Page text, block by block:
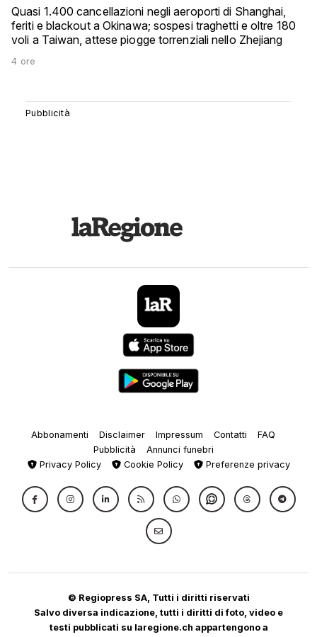
Quasi 1.400 cancellazioni negli aeroporti di Shanghai,
feriti e blackout a Okinawa; sospesi traghetti e oltre 180
voli a Taiwan, attese piogge torrenziali nello Zhejiang
4 ore
Abbonamenti Disclaimer Impressum Contatti
FAQ
Pubblicità
Annunci funebri
Privacy Policy
Cookie Policy Preferenze privacy
© Regiopress SA, Tutti i diritti riservati
Salvo diversa indicazione, tutti i diritti di foto, video e
testi pubblicati su laregione.ch appartengono a